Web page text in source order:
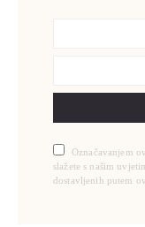
Označavanjem
slažete s našim
dostavljenih putem